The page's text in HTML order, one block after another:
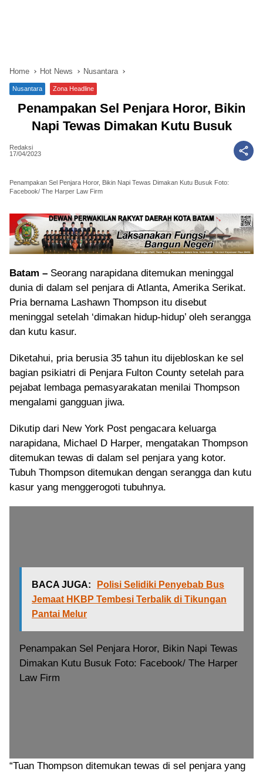
Home Hot News Nusantara
Nusantara Zona Headline
Penampakan Sel Penjara Horor, Bikin
Napi Tewas Dimakan Kutu Busuk
Redaksi
17/04/2023
Penampakan Sel Penjara Horor, Bikin Napi Tewas Dimakan Kutu Busuk Foto:
Facebook/ The Harper Law Firm
Batam – Seorang narapidana ditemukan meninggal
dunia di dalam sel penjara di Atlanta, Amerika Serikat.
Pria bernama Lashawn Thompson itu disebut
meninggal setelah ‘dimakan hidup-hidup’ oleh serangga
dan kutu kasur.
Diketahui, pria berusia 35 tahun itu dijebloskan ke sel
bagian psikiatri di Penjara Fulton County setelah para
pejabat lembaga pemasyarakatan menilai Thompson
mengalami gangguan jiwa.
Dikutip dari New York Post pengacara keluarga
narapidana, Michael D Harper, mengatakan Thompson
ditemukan tewas di dalam sel penjara yang kotor.
Tubuh Thompson ditemukan dengan serangga dan kutu
kasur yang menggerogoti tubuhnya.
BACA JUGA:
Polisi Selidiki Penyebab Bus
Jemaat HKBP Tembesi Terbalik di Tikungan
Pantai Melur
Penampakan Sel Penjara Horor, Bikin Napi Tewas
Dimakan Kutu Busuk Foto: Facebook/ The Harper
Law Firm
“Tuan Thompson ditemukan tewas di sel penjara yang